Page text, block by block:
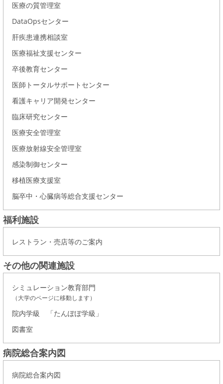
医療の質管理室
DataOpsセンター
肝疾患連携相談室
医療福祉支援センター
卒後教育センター
医師トータルサポートセンター
看護キャリア開発センター
臨床研究センター
医療安全管理室
医療放射線安全管理室
感染制御センター
移植医療支援室
脳卒中・心臓病等総合支援センター
福利施設
レストラン・売店等のご案内
その他の関連施設
シミュレーション教育部門
（大学のページに移動します）
院内学級 「たんぽぽ学級」
図書室
病院総合案内図
病院総合案内図